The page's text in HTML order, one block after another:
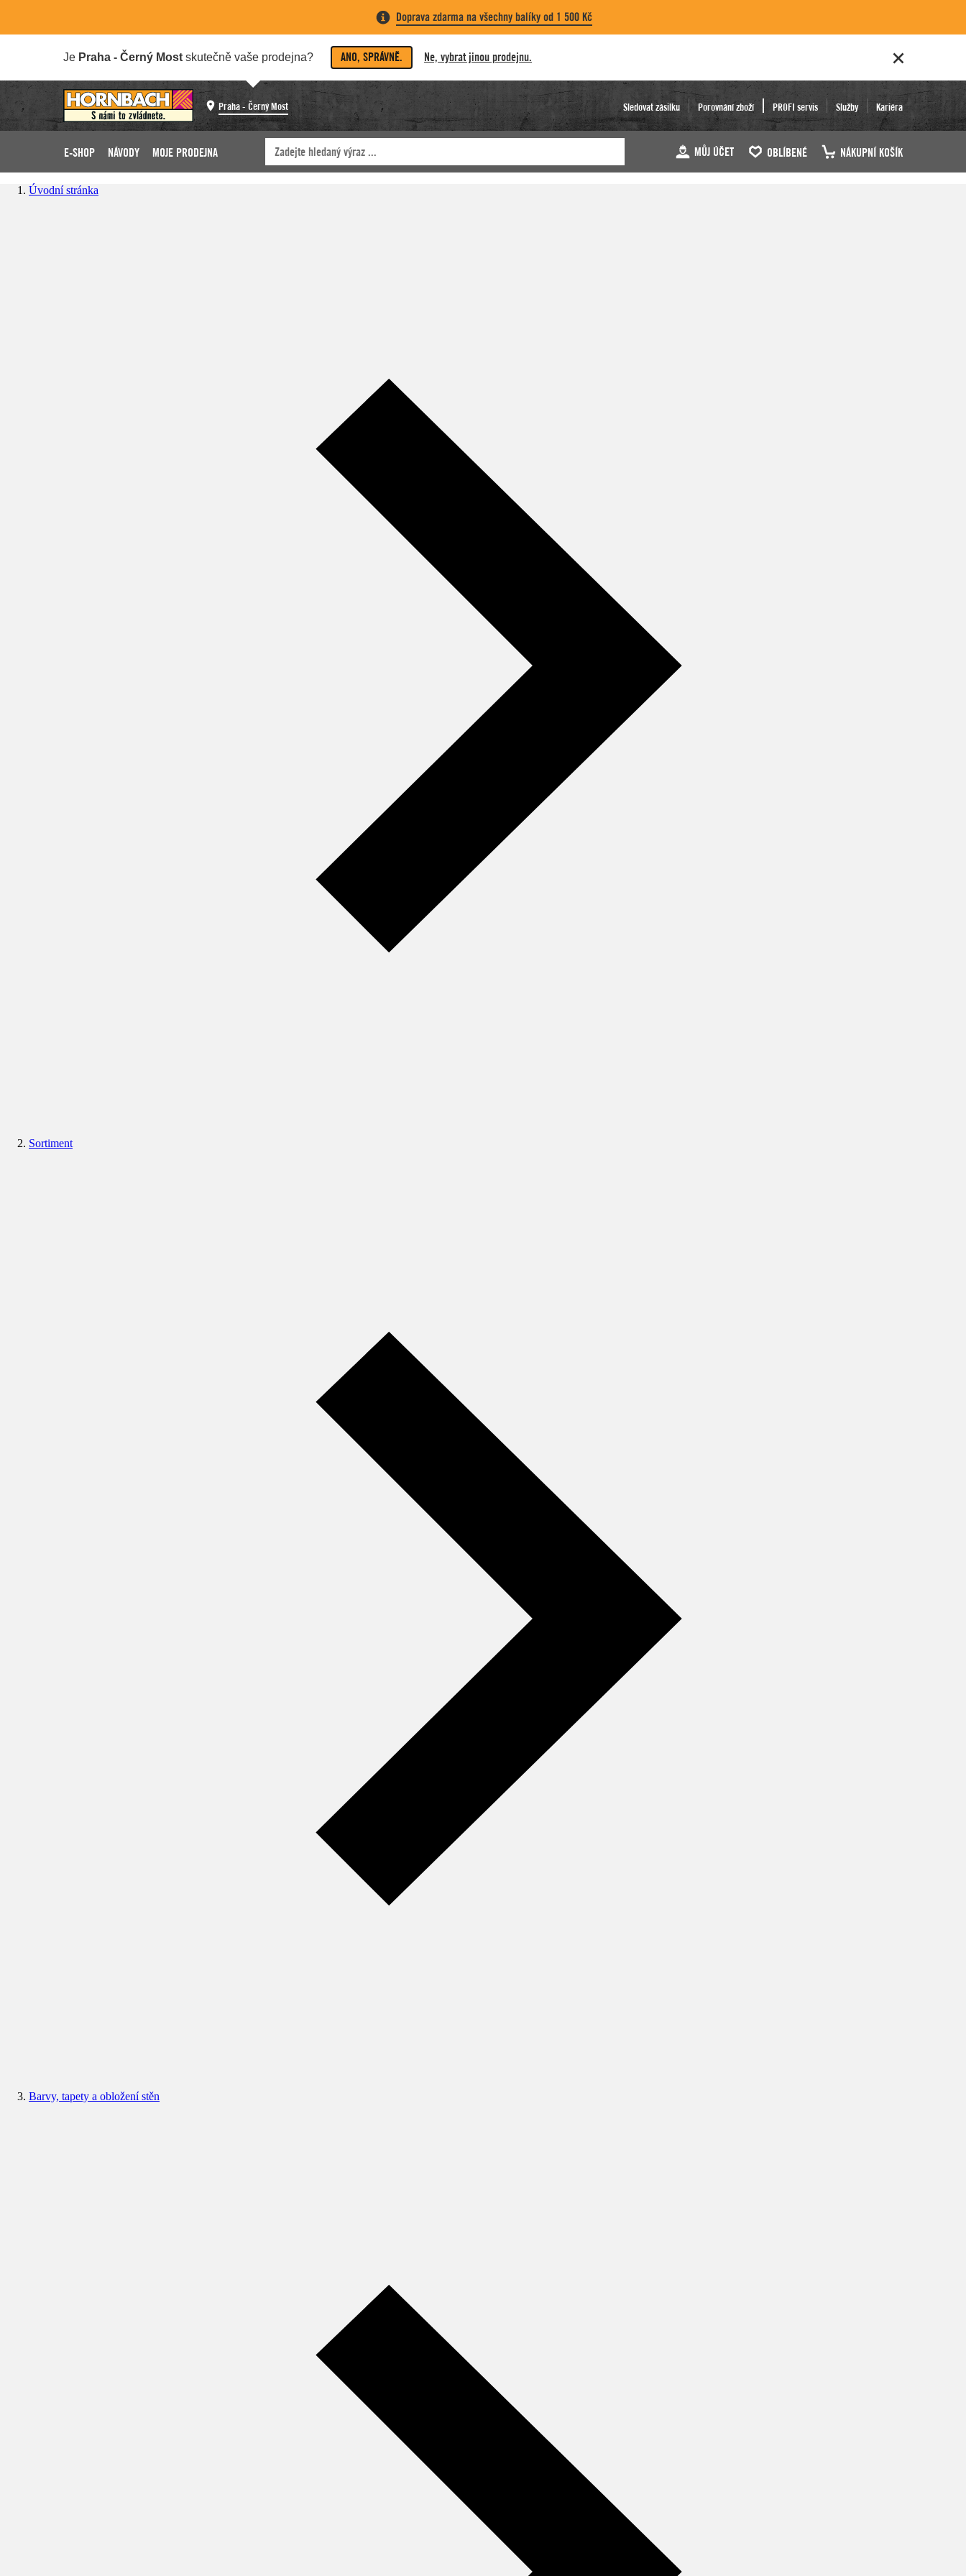
Doprava zdarma na všechny balíky od 1 500 Kč
Je Praha - Černý Most skutečně vaše prodejna? ANO, SPRÁVNĚ. Ne, vybrat jinou prodejnu.
Praha - Černý Most Sledovat zásilku Porovnání zboží PROFI servis Služby Kariéra
E-SHOP NÁVODY MOJE PRODEJNA MŮJ ÚČET OBLÍBENÉ NÁKUPNÍ KOŠÍK
Úvodní stránka
Sortiment
Barvy, tapety a obložení stěn